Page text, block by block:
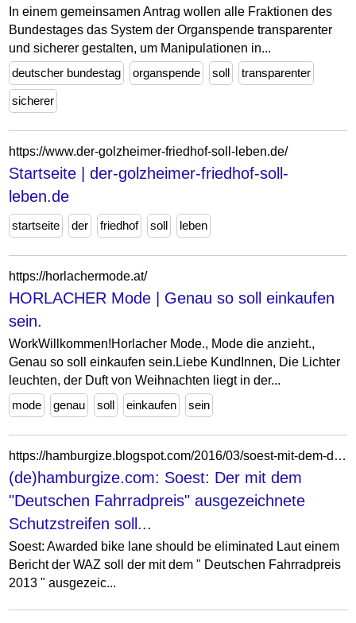
In einem gemeinsamen Antrag wollen alle Fraktionen des
Bundestages das System der Organspende transparenter
und sicherer gestalten, um Manipulationen in...
deutscher bundestag
organspende soll transparenter
sicherer
https://www.der-golzheimer-friedhof-soll-leben.de/
Startseite | der-golzheimer-friedhof-soll-
leben.de
startseite der friedhof soll leben
https://horlachermode.at/
HORLACHER Mode | Genau so soll einkaufen
sein.
WorkWillkommen!Horlacher Mode., Mode die anzieht.,
Genau so soll einkaufen sein.Liebe KundInnen, Die Lichter
leuchten, der Duft von Weihnachten liegt in der...
mode
genau soll einkaufen sein
https://hamburgize.blogspot.com/2016/03/soest-mit-dem-deutschen-fahrradpreis.html
(de)hamburgize.com: Soest: Der mit dem
"Deutschen Fahrradpreis" ausgezeichnete
Schutzstreifen soll...
Soest: Awarded bike lane should be eliminated Laut einem
Bericht der WAZ soll der mit dem " Deutschen Fahrradpreis
2013 " ausgezeic...